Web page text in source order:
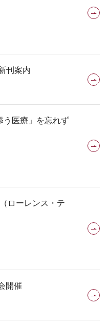
刊案内
う医療」を忘れず
ローレンス・テ
開催